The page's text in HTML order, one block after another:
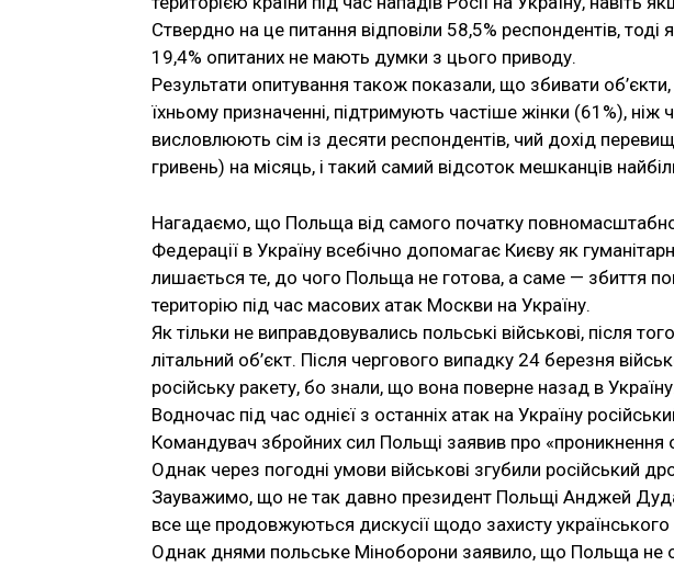
Ствердно на це питання відповіли 58,5% респондентів,
19,4% опитаних не мають думки з цього приводу.
Результати опитування також показали, що збивати
їхньому призначенні, підтримують частіше жінки (61%), ніж
висловлюють сім із десяти респондентів, чий дохід
гривень) на місяць, і такий самий відсоток мешканців
Нагадаємо, що Польща від самого початку
Федерації в Україну всебічно допомагає Києву як
лишається те, до чого Польща не готова, а саме — збиття
територію під час масових атак Москви на Україну.
Як тільки не виправдовувались польські військові, після
літальний об’єкт. Після чергового випадку 24 березня
російську ракету, бо знали, що вона поверне назад в Україну.
Водночас під час однієї з останніх атак на Україну
Командувач збройних сил Польщі заявив про «проникнення
Однак через погодні умови військові згубили російський
Зауважимо, що не так давно президент Польщі Анджей
все ще продовжуються дискусії щодо захисту українського
Однак днями польське Міноборони заявило, що Польща не